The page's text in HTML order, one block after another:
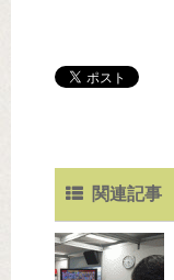
関連記事